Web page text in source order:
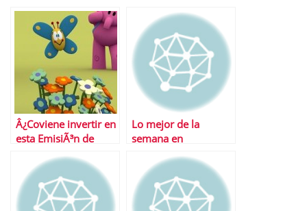
Â¿Coviene invertir en
esta EmisiÃ³n de
Zinkia?
Lo mejor de la
semana en